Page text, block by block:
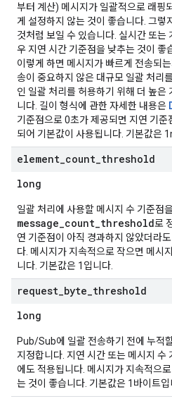
부터 계산) 메시지가 일괄적으로 래핑
게 설정하지 않는 것이 좋습니다. 그렇
것처럼 보일 수 있습니다. 실시간 또는
우 지연 시간 기준점을 낮추는 것이 좋
이렇게 하면 메시지가 빠르게 전송되
송이 중요하지 않은 대규모 일괄 처리
인 일괄 처리를 허용하기 위해 더 높은
니다. 길이 형식에 관한 자세한 내용은
기준점으로 0초가 제공되면 지연 기
되어 기본값이 사용됩니다. 기본값은
element count threshold
long
일괄 처리에 사용할 메시지 수 기준점
message_count_threshold로
연 기준점이 아직 경과하지 않았더라
다. 메시지가 지속적으로 작으면 메시
니다. 기본값은 1입니다.
request byte threshold
long
Pub/Sub에 일괄 전송하기 전에 누적
지정합니다. 지연 시간 또는 메시지 수
에도 적용됩니다. 메시지가 지속적으
는 것이 좋습니다. 기본값은 1바이트입